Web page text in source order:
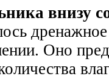
внизу
дренажное
Оно